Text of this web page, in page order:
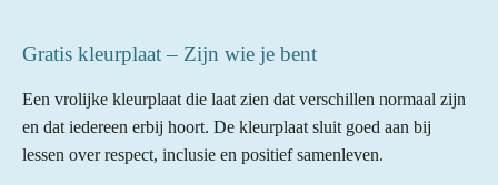
Gratis kleurplaat – Zijn wie je bent
Een vrolijke kleurplaat die laat zien dat verschillen normaal zijn
en dat iedereen erbij hoort. De kleurplaat sluit goed aan bij
lessen over respect, inclusie en positief samenleven.